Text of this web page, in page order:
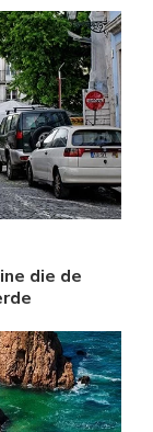
die de